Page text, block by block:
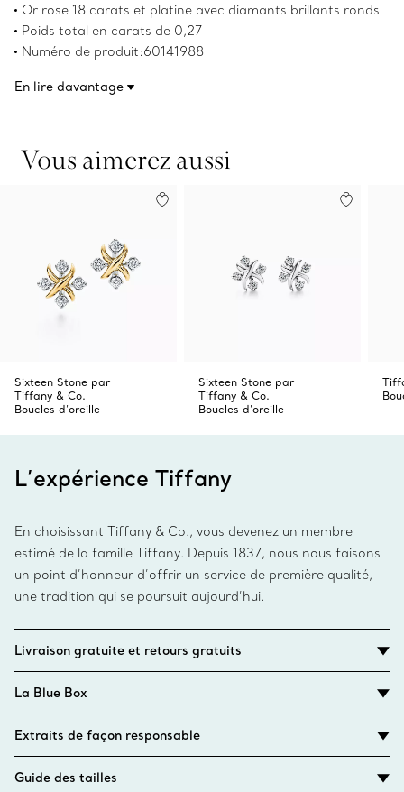
croix de la collection s’inspire de l’héritage de sa famille
dans les textiles. Des diamants brillants ronds alternent
avec des « X » en or rose pour former ce design
Or rose 18 carats et platine avec diamants brillants ronds
Poids total en carats de 0,27
Numéro de produit:60141988
En lire davantage
Vous aimerez aussi
Sixteen Stone par
Tiffany & Co.
Boucles d’oreille
Sixteen Stone par
Tiffany & Co.
Boucles d’oreille
L’expérience Tiffany
En choisissant Tiffany & Co., vous devenez un membre
estimé de la famille Tiffany. Depuis 1837, nous nous faisons
un point d’honneur d’offrir un service de première qualité,
une tradition qui se poursuit aujourd’hui.
Livraison gratuite et retours gratuits
La Blue Box
Extraits de façon responsable
Guide des tailles